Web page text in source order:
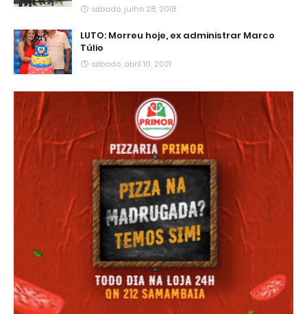
sábado, julho 28, 2018
LUTO: Morreu hoje, ex administrar Marco
Túlio
sábado, abril 10, 2021